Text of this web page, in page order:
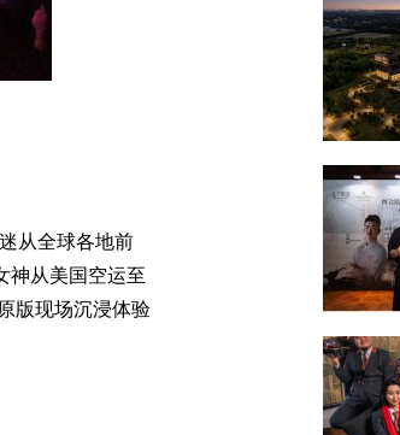
从全球各地前
神从美国空运至
版现场沉浸体验